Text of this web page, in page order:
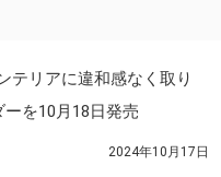
テリアに違和感なく取り
を10月18日発売
2024年10月17日